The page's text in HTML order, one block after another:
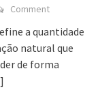
Comment
a quantidade
natural que
de forma